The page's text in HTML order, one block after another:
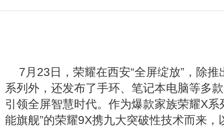
7月23日，荣耀在西安“全屏绽放”，除
系列外，还发布了手环、笔记本电脑等多
引领全屏智慧时代。作为爆款家族荣耀X系
能旗舰”的荣耀9X携九大突破性技术而来，